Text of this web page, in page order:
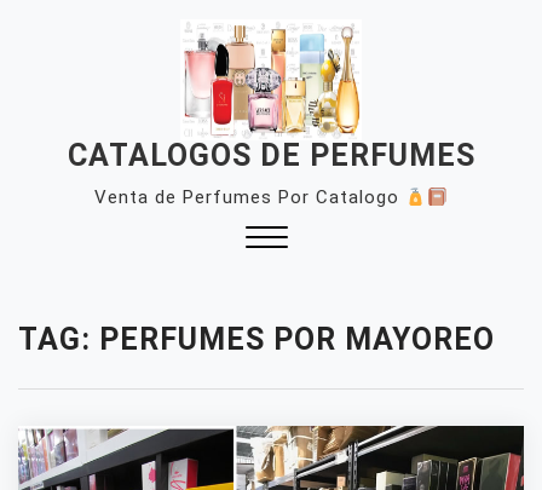
CATALOGOS DE PERFUMES
Venta de Perfumes Por Catalogo
TAG: PERFUMES POR MAYOREO